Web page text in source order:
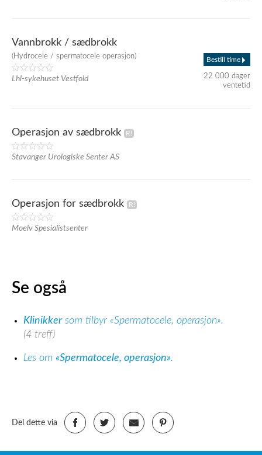
Vannbrokk / sædbrokk
(Hydrocele / spermatocele operasjon)
Lhl-sykehuset Vestfold
Bestill time
22 000 dager
ventetid
Operasjon av sædbrokk
Stavanger Urologiske Senter AS
Operasjon for sædbrokk
Moelv Spesialistsenter
Se også
Klinikkersom tilbyr «Spermatocele, operasjon».
(4 treff)
Les om «Spermatocele, operasjon».
Del dette via